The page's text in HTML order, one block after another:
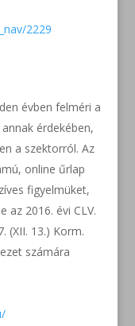
2229
évben felméri a
érdekében,
a szektorról. Az
online űrlap
figyelmüket,
az 2016. évi CLV.
(XII. 13.) Korm.
számára